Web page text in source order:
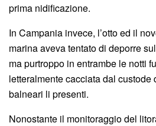
prima nidificazione.
In Campania invece, l’otto ed il
marina aveva tentato di deporre
ma purtroppo in entrambe le notti
letteralmente cacciata dal
balneari li presenti.
Nonostante il monitoraggio del